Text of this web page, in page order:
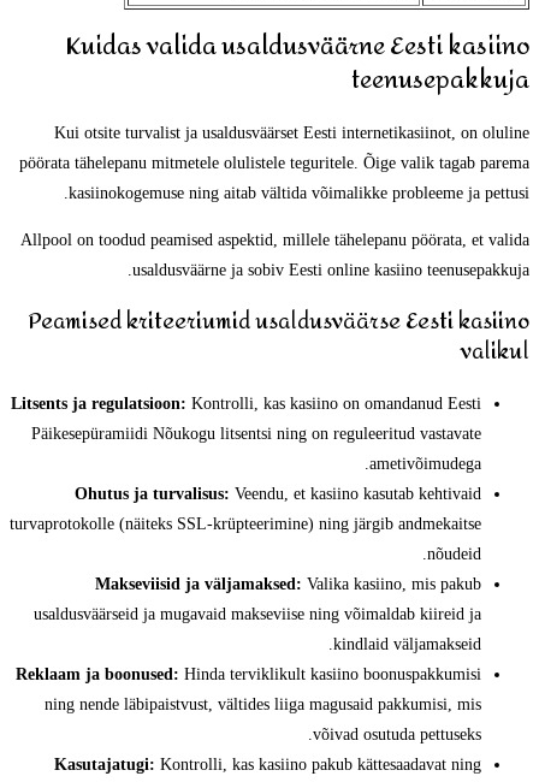
Kuidas valida usaldusväärne Eesti kasiino
teenusepakkuja
Kui otsite turvalist ja usaldusväärset Eesti internetikasiinot, on oluline
pöörata tähelepanu mitmetele olulistele teguritele. Õige valik tagab parema
kasiinokogemuse ning aitab vältida võimalikke probleeme ja pettusi.
Allpool on toodud peamised aspektid, millele tähelepanu pöörata, et valida
usaldusväärne ja sobiv Eesti online kasiino teenusepakkuja.
Peamised kriteeriumid usaldusväärse Eesti kasiino
valikul
Litsents ja regulatsioon: Kontrolli, kas kasiino on omandanud Eesti
Päikesepüramiidi Nõukogu litsentsi ning on reguleeritud vastavate
ametivõimudega.
Ohutus ja turvalisus: Veendu, et kasiino kasutab kehtivaid
turvaprotokolle (näiteks SSL-krüpteerimine) ning järgib andmekaitse
nõudeid.
Makseviisid ja väljamaksed: Valika kasiino, mis pakub
usaldusväärseid ja mugavaid makseviise ning võimaldab kiireid ja
kindlaid väljamakseid.
Reklaam ja boonused: Hinda terviklikult kasiino boonuspakkumisi
ning nende läbipaistvust, vältides liiga magusaid pakkumisi, mis
võivad osutuda pettuseks.
Kasutajatugi: Kontrolli, kas kasiino pakub kättesaadavat ning